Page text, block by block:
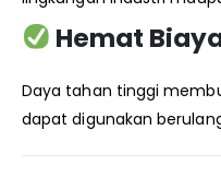
Hemat
Daya tahan tinggi
dapat digunakan